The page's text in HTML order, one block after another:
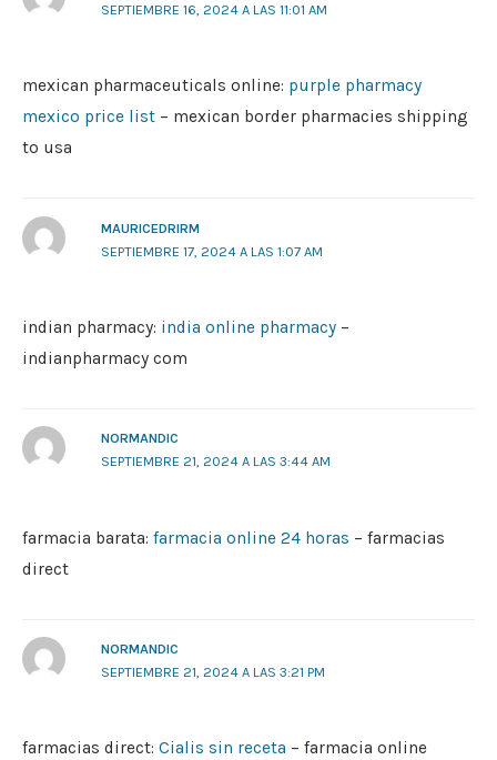
SEPTIEMBRE 16, 2024 A LAS 11:01 AM
mexican pharmaceuticals online: purple pharmacy
mexico price list – mexican border pharmacies shipping
to usa
MAURICEDRIRM
SEPTIEMBRE 17, 2024 A LAS 1:07 AM
indian pharmacy: india online pharmacy –
indianpharmacy com
NORMANDIC
SEPTIEMBRE 21, 2024 A LAS 3:44 AM
farmacia barata: farmacia online 24 horas – farmacias
direct
NORMANDIC
SEPTIEMBRE 21, 2024 A LAS 3:21 PM
farmacias direct: Cialis sin receta – farmacia online